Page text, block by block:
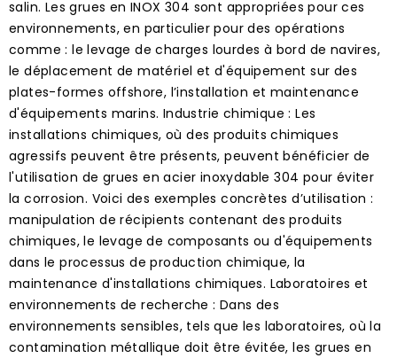
salin. Les grues en INOX 304 sont appropriées pour ces
environnements, en particulier pour des opérations
comme : le levage de charges lourdes à bord de navires,
le déplacement de matériel et d'équipement sur des
plates-formes offshore, l’installation et maintenance
d'équipements marins. Industrie chimique : Les
installations chimiques, où des produits chimiques
agressifs peuvent être présents, peuvent bénéficier de
l'utilisation de grues en acier inoxydable 304 pour éviter
la corrosion. Voici des exemples concrètes d’utilisation :
manipulation de récipients contenant des produits
chimiques, le levage de composants ou d'équipements
dans le processus de production chimique, la
maintenance d'installations chimiques. Laboratoires et
environnements de recherche : Dans des
environnements sensibles, tels que les laboratoires, où la
contamination métallique doit être évitée, les grues en